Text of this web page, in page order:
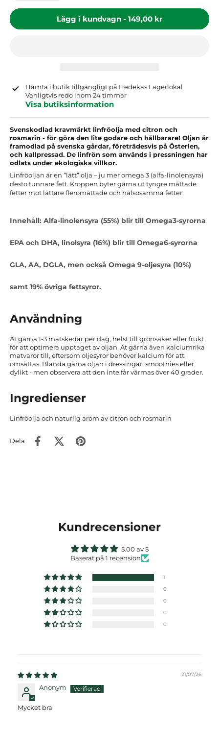
Lägg i kundvagn - 149,00 kr
Hämta i butik tillgängligt på Hedekas Lagerlokal
Vanligtvis redo inom 24 timmar
Visa butiksinformation
Svenskodlad kravmärkt linfröolja med citron och
rosmarin - för göra den lite godare och hållbarare! Oljan är
framodlad på svenska gårdar, företrädesvis på Österlen,
och kallpressad. De linfrön som används i pressningen har
odlats under ekologiska villkor.
Linfröoljan är en ”lätt” olja – ju mer omega 3 (alfa-linolensyra)
desto tunnare fett. Kroppen byter gärna ut tyngre mättade
fetter mot lättare fleromättade och hälsosamma fetter.
Innehåll: Alfa-linolensyra (55%) blir till Omega3-syrorna
EPA och DHA, linolsyra (16%) blir till Omega6-syrorna
GLA, AA, DGLA, men också Omega 9-oljesyra (10%)
samt 19% övriga fettsyror.
Användning
Ät gärna 1-3 matskedar per dag, helst till grönsaker eller frukt
för att optimera upptaget av oljan. Ät gärna även kalciumrika
matvaror till, eftersom oljesyror behöver kalcium för att
omsättas. Blanda gärna oljan i dressingar, smoothies eller
dylikt - men observera att den inte får värmas över 40 grader.
Ingredienser
Linfröolja och naturlig arom av citron och rosmarin
Dela
Kundrecensioner
5.00 av 5
Baserat på 1 recension
1
0
0
0
0
21/07/26
Anonym
Mycket bra